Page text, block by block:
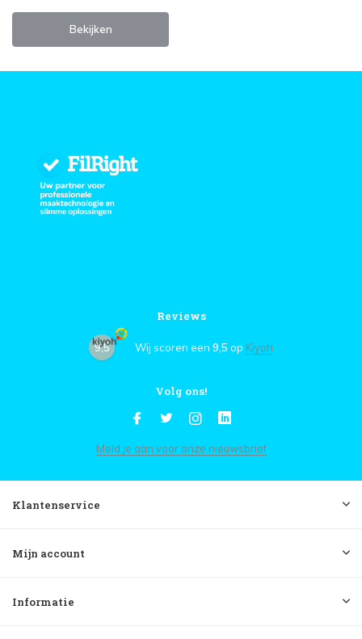
Bekijken
Reviews
9,5 Wij scoren een 9,5 op Kiyoh
Volg ons!
Meld je aan voor onze nieuwsbrief
Klantenservice
Mijn account
Informatie